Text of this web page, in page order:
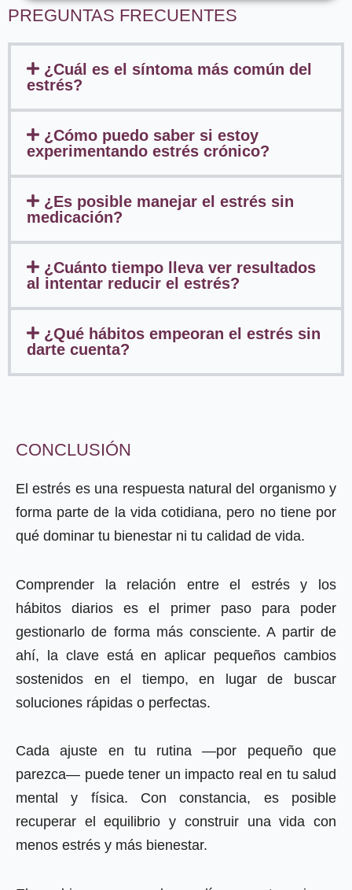
PREGUNTAS FRECUENTES
¿Cuál es el síntoma más común del
estrés?
¿Cómo puedo saber si estoy
experimentando estrés crónico?
¿Es posible manejar el estrés sin
medicación?
¿Cuánto tiempo lleva ver resultados
al intentar reducir el estrés?
¿Qué hábitos empeoran el estrés sin
darte cuenta?
CONCLUSIÓN
El estrés es una respuesta natural del organismo y
forma parte de la vida cotidiana, pero no tiene por
qué dominar tu bienestar ni tu calidad de vida.
Comprender la relación entre el estrés y los
hábitos diarios es el primer paso para poder
gestionarlo de forma más consciente. A partir de
ahí, la clave está en aplicar pequeños cambios
sostenidos en el tiempo, en lugar de buscar
soluciones rápidas o perfectas.
Cada ajuste en tu rutina —por pequeño que
parezca— puede tener un impacto real en tu salud
mental y física. Con constancia, es posible
recuperar el equilibrio y construir una vida con
menos estrés y más bienestar.